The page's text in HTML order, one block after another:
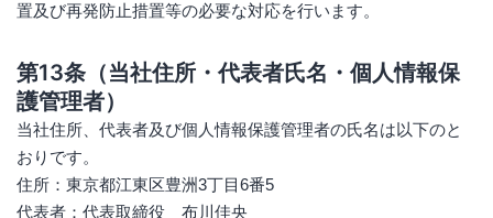
置及び再発防止措置等の必要な対応を行います。
第13条（当社住所・代表者氏名・個人情報保
護管理者）
当社住所、代表者及び個人情報保護管理者の氏名は以下のと
おりです。
住所：東京都江東区豊洲3丁目6番5
代表者：代表取締役 布川佳央